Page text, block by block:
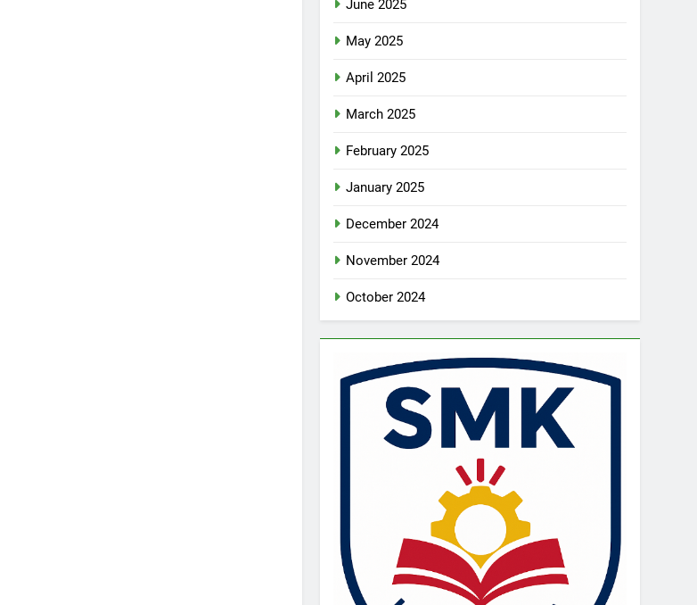
June 2025
May 2025
April 2025
March 2025
February 2025
January 2025
December 2024
November 2024
October 2024